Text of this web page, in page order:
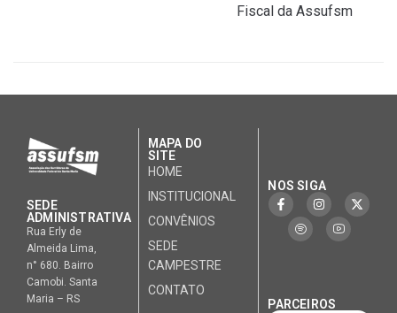
Fiscal da Assufsm
SEDE
ADMINISTRATIVA
Rua Erly de
Almeida Lima,
n° 680. Bairro
Camobi. Santa
Maria – RS
MAPA DO
SITE
HOME
INSTITUCIONAL
CONVÊNIOS
SEDE
CAMPESTRE
CONTATO
NOS SIGA
PARCEIROS